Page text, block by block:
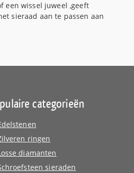
een wissel juweel ,geeft
sieraad aan te passen aan
categorieën
ringen
diamanten
sieraden